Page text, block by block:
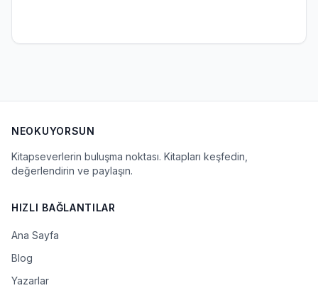
NEOKUYORSUN
Kitapseverlerin buluşma noktası. Kitapları keşfedin,
değerlendirin ve paylaşın.
HIZLI BAĞLANTILAR
Ana Sayfa
Blog
Yazarlar